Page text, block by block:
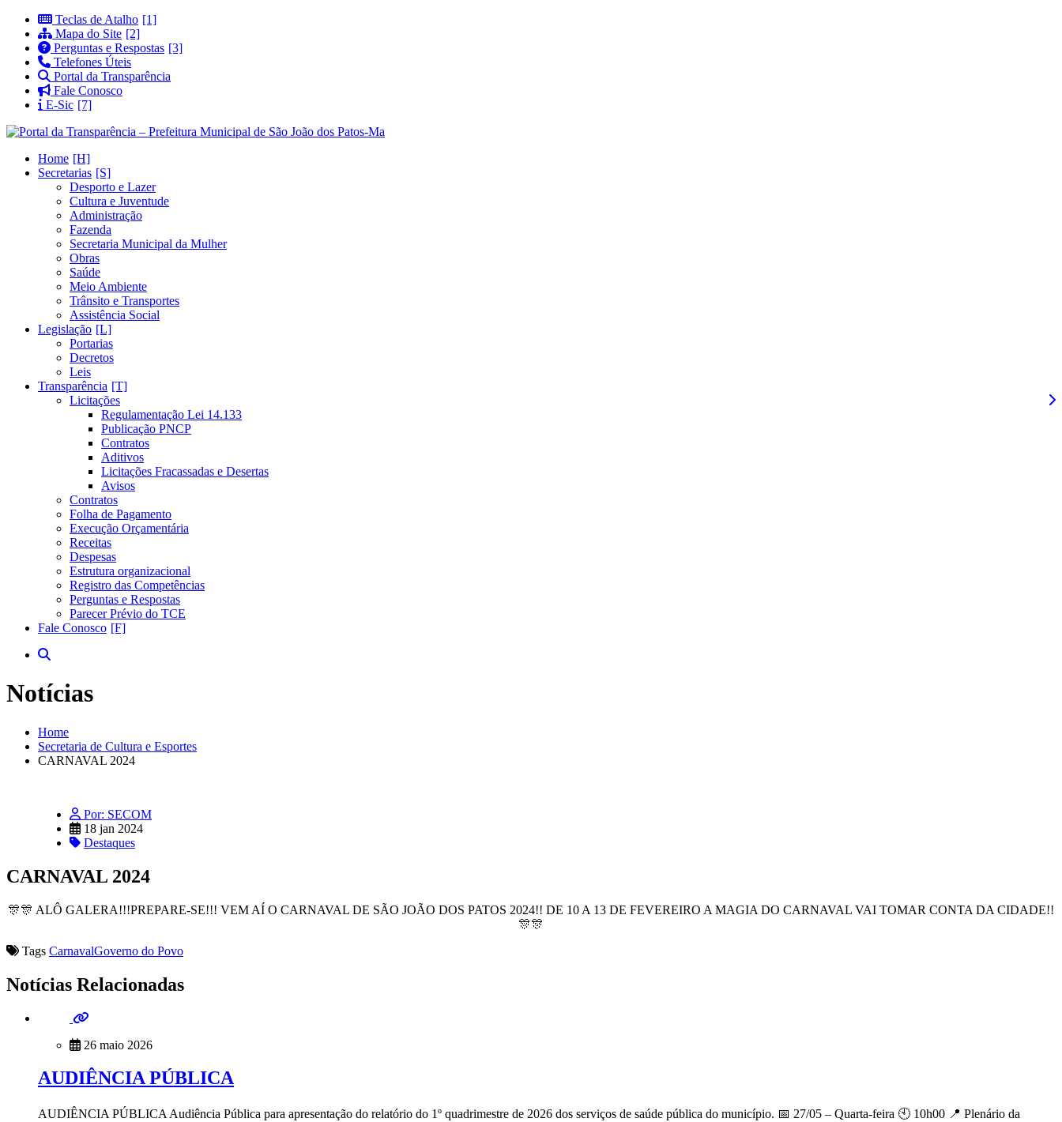
Teclas de Atalho
Mapa do Site
Perguntas e Respostas
Telefones Úteis
Portal da Transparência
Fale Conosco
E-Sic
Home
Secretarias
Desporto e Lazer
Cultura e Juventude
Administração
Fazenda
Secretaria Municipal da Mulher
Obras
Saúde
Meio Ambiente
Trânsito e Transportes
Assistência Social
Legislação
Portarias
Decretos
Leis
Transparência
Licitações
Regulamentação Lei 14.133
Publicação PNCP
Contratos
Aditivos
Licitações Fracassadas e Desertas
Avisos
Contratos
Folha de Pagamento
Execução Orçamentária
Receitas
Despesas
Estrutura organizacional
Registro das Competências
Perguntas e Respostas
Parecer Prévio do TCE
Fale Conosco
Notícias
Home
Secretaria de Cultura e Esportes
CARNAVAL 2024
Por: SECOM
18 jan 2024
Destaques
CARNAVAL 2024
🎊🎊 ALÔ GALERA!!!PREPARE-SE!!! VEM AÍ O CARNAVAL DE SÃO JOÃO DOS PATOS 2024!! DE 10 A 13 DE FEVEREIRO A MAGIA DO CARNAVAL VAI TOMAR CONTA DA CIDADE!!
🎊🎊
Tags CarnavalGoverno do Povo
Notícias Relacionadas
26 maio 2026
AUDIÊNCIA PÚBLICA
AUDIÊNCIA PÚBLICA Audiência Pública para apresentação do relatório do 1º quadrimestre de 2026 dos serviços de saúde pública do município. 📅 27/05 – Quarta-feira 🕙 10h00 📍 Plenário da